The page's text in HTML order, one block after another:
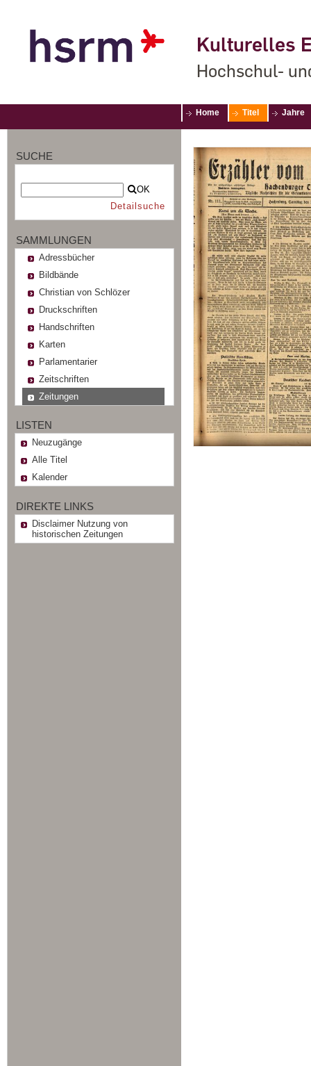
Kulturelles
Hochschul-
Home Titel Jahre
SUCHE
OK
Detailsuche
SAMMLUNGEN
Adressbücher
Bildbände
Christian von Schlözer
Druckschriften
Handschriften
Karten
Parlamentarier
Zeitschriften
Zeitungen
LISTEN
Neuzugänge
Alle Titel
Kalender
DIREKTE LINKS
Disclaimer Nutzung von
historischen Zeitungen